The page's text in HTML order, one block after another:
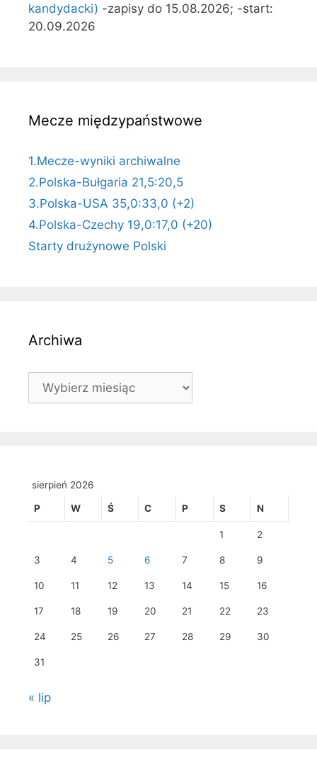
kandydacki) -zapisy do 15.08.2026; -start:
20.09.2026
Mecze międzypaństwowe
1.Mecze-wyniki archiwalne
2.Polska-Bułgaria 21,5:20,5
3.Polska-USA 35,0:33,0 (+2)
4.Polska-Czechy 19,0:17,0 (+20)
Starty drużynowe Polski
Archiwa
Archiwa
sierpień 2026
P W Ś C P S N
1 2
3 4 5 6 7 8 9
10 11 12 13 14 15 16
17 18 19 20 21 22 23
24 25 26 27 28 29 30
31
« lip